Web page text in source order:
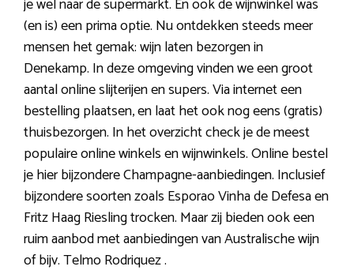
je wel naar de supermarkt. En ook de wijnwinkel was
(en is) een prima optie. Nu ontdekken steeds meer
mensen het gemak: wijn laten bezorgen in
Denekamp. In deze omgeving vinden we een groot
aantal online slijterijen en supers. Via internet een
bestelling plaatsen, en laat het ook nog eens (gratis)
thuisbezorgen. In het overzicht check je de meest
populaire online winkels en wijnwinkels. Online bestel
je hier bijzondere Champagne-aanbiedingen. Inclusief
bijzondere soorten zoals Esporao Vinha de Defesa en
Fritz Haag Riesling trocken. Maar zij bieden ook een
ruim aanbod met aanbiedingen van Australische wijn
of bijv. Telmo Rodriquez .